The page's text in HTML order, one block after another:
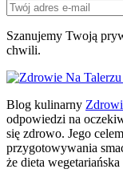
Szanujemy Twoją
chwili.
Blog kulinarny
odpowiedzi na
się zdrowo. Jego
przygotowywania
że dieta